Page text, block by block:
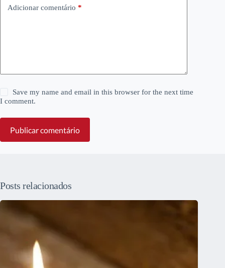
Adicionar comentário *
Save my name and email in this browser for the next time
I comment.
Publicar comentário
Posts relacionados